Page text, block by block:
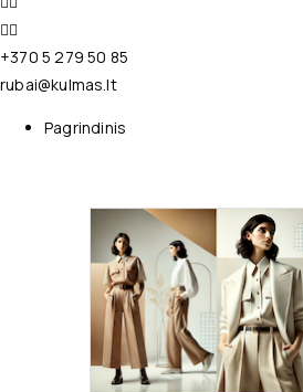
+370 5 279 50 85
rubai@kulmas.lt
Pagrindinis